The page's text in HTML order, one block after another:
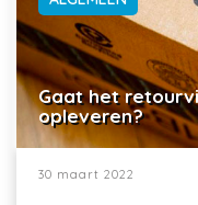
Gaat het
opleveren?
30 maart 2022